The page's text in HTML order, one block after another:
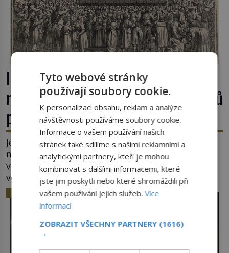
Intelektuálové, panovníci a diktátoři
na kolenou. Pět posledních okamžiků
před popravou
Jeho troufalost mu spočítají i s úroky. Nejdřív ho
nahého zapřáhnou za koně a dopřejí mu
vyhlídkovou trasu kolem Londýna. Když ho pak
věší, myslí si, že útrapy skončily. Těsně předtím,
než ztratí vědomí ho odříznou a začnou jeho tělo
zbavovat orgánů. Chvíli ještě vnímá, pak ho
vysvobodí bezvědomí a smrt. Do posledního
doušku Kdo: Sokrates […]
HISTORIE
Tyto webové stránky
používají soubory cookie.
K personalizaci obsahu, reklam a analýze
návštěvnosti používáme soubory cookie.
Informace o vašem používání našich
stránek také sdílíme s našimi reklamními a
analytickými partnery, kteří je mohou
kombinovat s dalšími informacemi, které
jste jim poskytli nebo které shromáždili při
vašem používání jejich služeb.Více
informací
ZOBRAZIT VŠECHNY PARTNERY (1616)
→